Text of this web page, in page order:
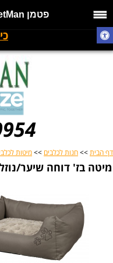
פטמן PetMan - חנות חיות בפת...
דף הבית >> חנות לכלבים >> מיטות
מיטה בז' דוחה שיער/נוזלים